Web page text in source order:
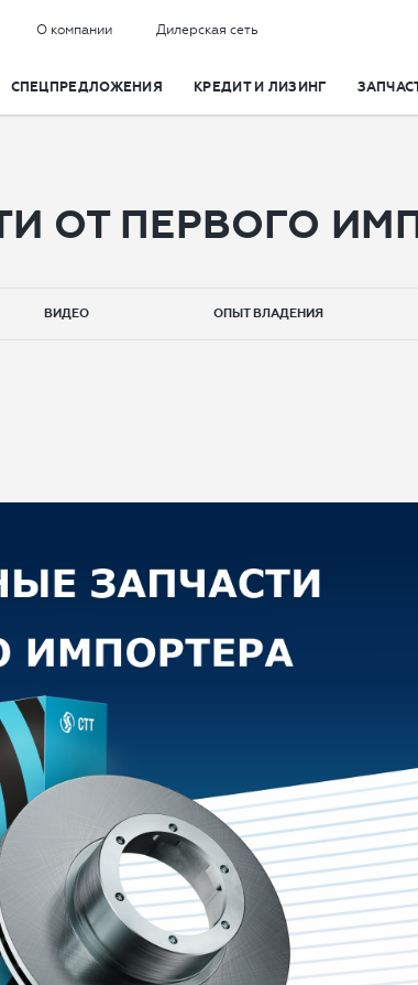
О компании Дилерская сеть
СПЕЦПРЕДЛОЖЕНИЯ КРЕДИТ И ЛИЗИНГ
ОТ ПЕРВОГО
ВИДЕО ОПЫТ ВЛАДЕНИЯ
сбор, обработку, хранение и
обработку данных
подтверждаю свое ознакомление и